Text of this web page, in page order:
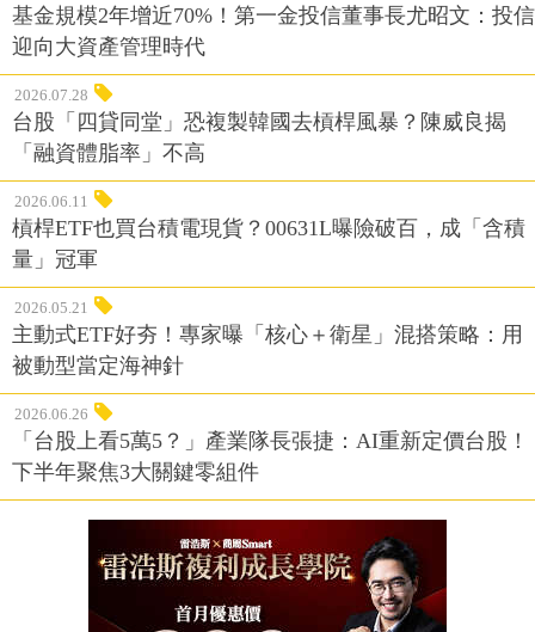
基金規模2年增近70%！第一金投信董事長尤昭文：投信
迎向大資產管理時代
2026.07.28
台股「四貸同堂」恐複製韓國去槓桿風暴？陳威良揭
「融資體脂率」不高
2026.06.11
槓桿ETF也買台積電現貨？00631L曝險破百，成「含積
量」冠軍
2026.05.21
主動式ETF好夯！專家曝「核心＋衛星」混搭策略：用
被動型當定海神針
2026.06.26
「台股上看5萬5？」產業隊長張捷：AI重新定價台股！
下半年聚焦3大關鍵零組件